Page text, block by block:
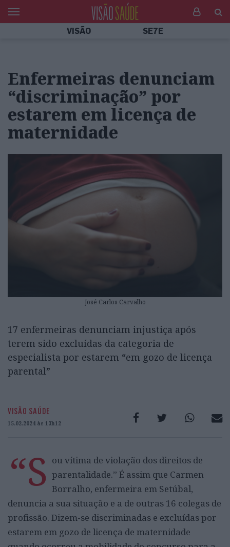
VISÃO SE7E
Enfermeiras denunciam
“discriminação” por
estarem em licença de
maternidade
José Carlos Carvalho
17 enfermeiras denunciam injustiça após
terem sido excluídas da categoria de
especialista por estarem “em gozo de licença
parental”
VISÃO SAÚDE
15.02.2024 às 13h12
“S ou vítima de violação dos direitos de
parentalidade.” É assim que Carmen
Borralho, enfermeira em Setúbal,
denuncia a sua situação e a de outras 16 colegas de
profissão. Dizem-se discriminadas e excluídas por
estarem em gozo de licença de maternidade